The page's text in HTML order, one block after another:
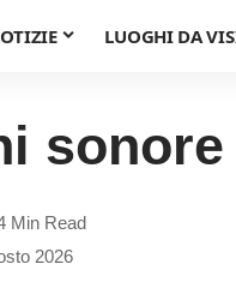
LUOGHI DA
2026
Min Read